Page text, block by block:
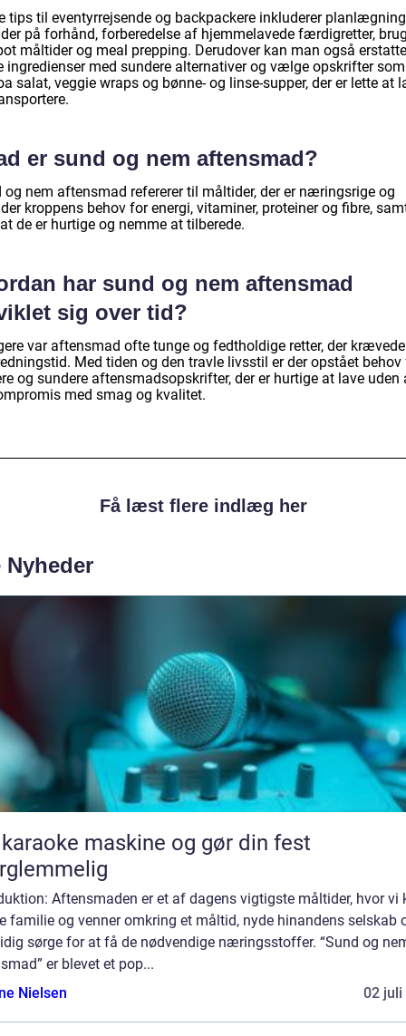
tips til eventyrrejsende og backpackere inkluderer
på forhånd, forberedelse af hjemmelavede færdigretter,
måltider og meal prepping. Derudover kan man også erstatte
ingredienser med sundere alternativer og vælge opskrifter som
salat, veggie wraps og bønne- og linse-supper, der er lette at
er sund og nem aftensmad?
og nem aftensmad refererer til måltider, der er næringsrige og
kroppens behov for energi, vitaminer, proteiner og fibre,
de er hurtige og nemme at tilberede.
har sund og nem aftensmad
sig over tid?
var aftensmad ofte tunge og fedtholdige retter, der
Med tiden og den travle livsstil er der opstået behov
og sundere aftensmadsopskrifter, der er hurtige at lave uden
med smag og kvalitet.
Få læst flere indlæg her
Nyheder
maskine og gør din fest
Aftensmaden er et af dagens vigtigste måltider, hvor vi
familie og venner omkring et måltid, nyde hinandens selskab
sørge for at få de nødvendige næringsstoffer. “Sund og
er blevet et pop...
Nielsen
02 juli